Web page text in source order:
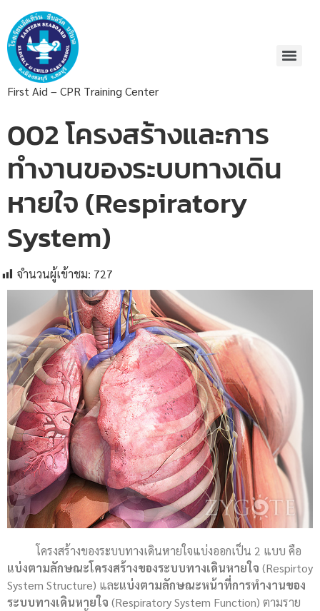
First Aid – CPR Training Center
002 โครงสร้างและการ
ทำงานของระบบทางเดิน
หายใจ (Respiratory
System)
จำนวนผู้เข้าชม: 727
โครงสร้างของระบบทางเดินหายใจแบ่งออกเป็น 2 แบบ คือ
แบ่งตามลักษณะโครงสร้างของระบบทางเดินหายใจ (Respirtoy
System Structure) และแบ่งตามลักษณะหน้าที่การทำงานของ
ระบบทางเดินหายใจ (Respiratory System Function) ตามราย